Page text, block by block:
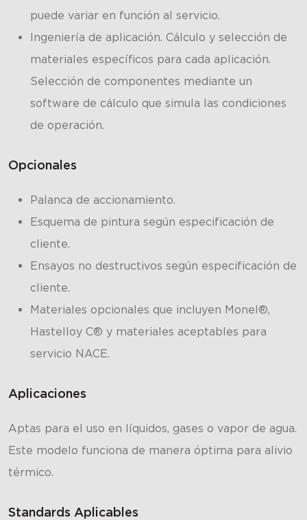
puede variar en función al servicio.
Ingeniería de aplicación. Cálculo y selección de
materiales especíﬁcos para cada aplicación.
Selección de componentes mediante un
software de cálculo que simula las condiciones
de operación.
Opcionales
Palanca de accionamiento.
Esquema de pintura según especificación de
cliente.
Ensayos no destructivos según especificación de
cliente.
Materiales opcionales que incluyen Monel®,
Hastelloy C® y materiales aceptables para
servicio NACE.
Aplicaciones
Aptas para el uso en líquidos, gases o vapor de agua.
Este modelo funciona de manera óptima para alivio
térmico.
Standards Aplicables